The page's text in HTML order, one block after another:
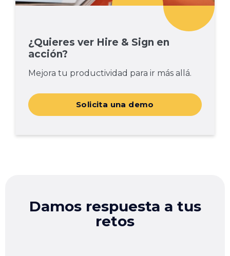
¿Quieres ver Hire & Sign en
acción?
Mejora tu productividad para ir más allá.
Solicita una demo
Damos respuesta a tus
retos